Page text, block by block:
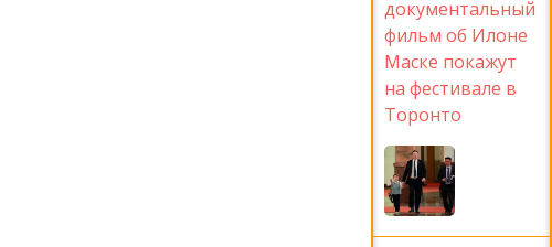
документальный
фильм об Илоне
Маске покажут
на фестивале в
Торонто